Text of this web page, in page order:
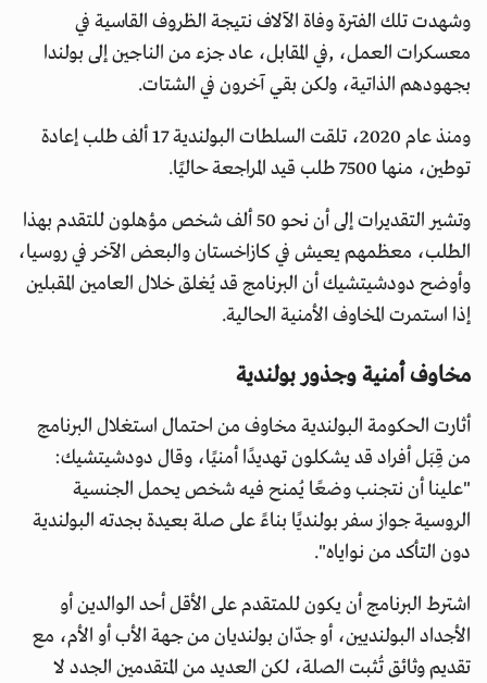
وشهدت تلك الفترة وفاة الآلاف نتيجة الظروف القاسية في
معسكرات العمل، ,في المقابل، عاد جزء من الناجين إلى بولندا
بجهودهم الذاتية، ولكن بقي آخرون في الشتات.
ومنذ عام 2020، تلقت السلطات البولندية 17 ألف طلب إعادة
توطين، منها 7500 طلب قيد المراجعة حاليًا.
وتشير التقديرات إلى أن نحو 50 ألف شخص مؤهلون للتقدم بهذا
الطلب، معظمهم يعيش في كازاخستان والبعض الآخر في روسيا،
وأوضح دودشيتشيك أن البرنامج قد يُغلق خلال العامين المقبلين
إذا استمرت المخاوف الأمنية الحالية.
مخاوف أمنية وجذور بولندية
أثارت الحكومة البولندية مخاوف من احتمال استغلال البرنامج
من قِبَل أفراد قد يشكلون تهديدًا أمنيًا، وقال دودشيتشيك:
"علينا أن نتجنب وضعًا يُمنح فيه شخص يحمل الجنسية
الروسية جواز سفر بولنديًا بناءً على صلة بعيدة بجدته البولندية
دون التأكد من نواياه".
اشترط البرنامج أن يكون للمتقدم على الأقل أحد الوالدين أو
الأجداد البولنديين، أو جدّان بولنديان من جهة الأب أو الأم، مع
تقديم وثائق تُثبت الصلة، لكن العديد من المتقدمين الجدد لا